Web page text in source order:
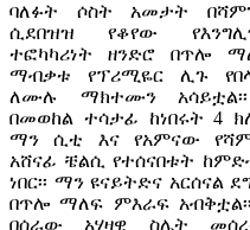
ባለፉት ሶስት አመታት
ሲደበዝዝ የቆየው
ተፎካካሪነት ዘንድሮ በጥሎ
ማብቃቱ የፕሪሚዬር ሊጉ
ለሙሉ ማክተሙን
በመወከል ተሳታፊ ከነበሩት 4
ማን ሲቲ እና የአምናው
አሸናፊ ቼልሲ የተሰናበቱት
ነበር፡፡ ማን ዩናይትድና
በጥሎ ማለፍ ምእራፍ
በሰራው አሃዛዊ ስሌት